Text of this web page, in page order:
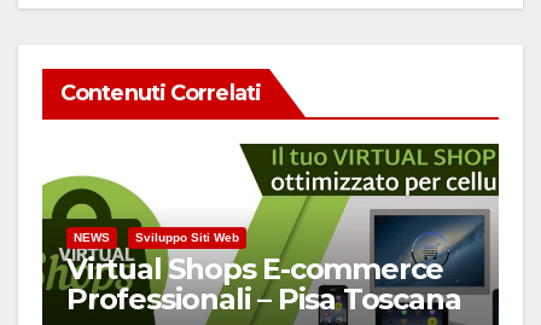
Contenuti Correlati
NEWS Sviluppo Siti Web
Virtual Shops E-commerce
Professionali – Pisa Toscana